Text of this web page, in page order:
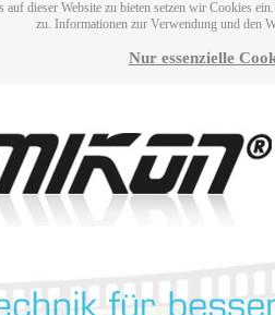
auf dieser Website zu bieten setzen wir Cookies
zu. Informationen zur Verwendung und den
Nur essenzielle